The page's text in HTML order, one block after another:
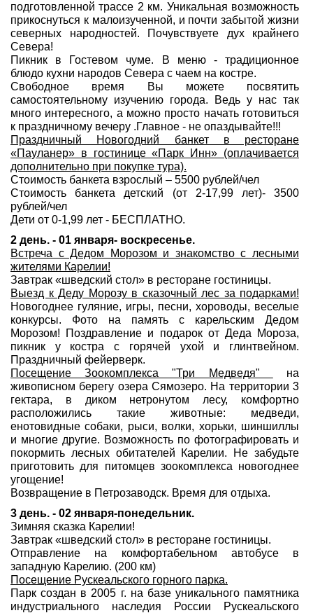
подготовленной трассе 2 км. Уникальная возможность
прикоснуться к малоизученной, и почти забытой жизни
северных народностей. Почувствуете дух крайнего
Севера!
Пикник в Гостевом чуме. В меню - традиционное
блюдо кухни народов Севера с чаем на костре.
Свободное время Вы можете посвятить
самостоятельному изучению города. Ведь у нас так
много интересного, а можно просто начать готовиться
к праздничному вечеру .Главное - не опаздывайте!!!
Праздничный Новогодний банкет в ресторане
«Пауланер» в гостинице «Парк Инн» (оплачивается
дополнительно при покупке тура).
Стоимость банкета взрослый – 5500 рублей/чел
Стоимость банкета детский (от 2-17,99 лет)- 3500
рублей/чел
Дети от 0-1,99 лет - БЕСПЛАТНО.
2 день. - 01 января- воскресенье.
Встреча с Дедом Морозом и знакомство с лесными
жителями Карелии!
Завтрак «шведский стол» в ресторане гостиницы.
Выезд к Деду Морозу в сказочный лес за подарками!
Новогоднее гуляние, игры, песни, хороводы, веселые
конкурсы. Фото на память с карельским Дедом
Морозом! Поздравление и подарок от Деда Мороза,
пикник у костра с горячей ухой и глинтвейном.
Праздничный фейерверк.
Посещение Зоокомплекса "Три Медведя"
на
живописном берегу озера Сямозеро. На территории 3
гектара, в диком нетронутом лесу, комфортно
расположились такие животные: медведи,
енотовидные собаки, рыси, волки, хорьки, шиншиллы
и многие другие. Возможность по фотографировать и
покормить лесных обитателей Карелии. Не забудьте
приготовить для питомцев зоокомплекса новогоднее
угощение!
Возвращение в Петрозаводск. Время для отдыха.
3 день. - 02 января-понедельник.
Зимняя сказка Карелии!
Завтрак «шведский стол» в ресторане гостиницы.
Отправление на комфортабельном автобусе в
западную Карелию. (200 км)
Посещение Рускеальского горного парка.
Парк создан в 2005 г. на базе уникального памятника
индустриального наследия России Рускеальского